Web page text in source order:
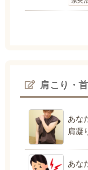
肩こり・
あな
肩凝
あな